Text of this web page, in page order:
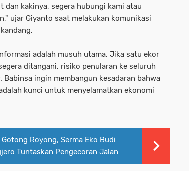
dan kakinya, segera hubungi kami atau
ujar Giyanto saat melakukan komunikasi
adalah musuh utama. Jika satu ekor
ditangani, risiko penularan ke seluruh
Babinsa ingin membangun kesadaran bahwa
kunci untuk menyelamatkan ekonomi
Royong, Serma Eko Budi
Tuntaskan Pengecoran Jalan